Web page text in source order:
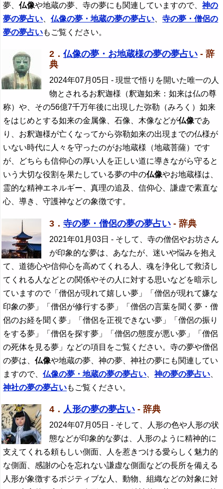
夢、仏像や地蔵の夢、寺の夢にも関連していますので、神の
夢の夢占い 、仏像の夢・地蔵の夢の夢占い 、寺の夢・僧侶の
夢の夢占いもご覧ください。
2．仏像の夢・お地蔵様の夢の夢占い - 辞
典
2024年07月05日 - 現世で悟りを開いた唯一の人
物とされるお釈迦様（釈迦如来：如来は仏の尊
称）や、その56億7千万年後に出現した弥勒（みろく）如来
をはじめとする如来の金属像、石像、木像などが仏像であ
り、お釈迦様が亡くなってから弥勒如来の出現までの仏様が
いない時代に人々を守ったのがお地蔵様（地蔵菩薩）です
が、どちらも信仰心の厚い人を正しい道に導きながら守ると
いう大切な役割を果たしている夢の中の仏像やお地蔵様は、
霊的な精神エネルギー、真理の追及、信仰心、謙虚で素直な
心、導き、守護神などの象徴です。
3． 寺の夢・僧侶の夢の夢占い - 辞典
2021年01月03日 - そして、寺の僧侶やお坊さん
が印象的な夢は、あなたが、迷いや悩みを抱え
て、道徳心や信仰心を高めてくれる人、魂を浄化して救済し
てくれる人などとの関係やその人に対する思いなどを暗示し
ていますので「僧侶が現れて嬉しい夢」「僧侶が現れて嫌な
印象の夢」「僧侶が修行する夢」「僧侶の言葉を聞く夢・僧
侶のお経を聞く夢」「僧侶を正視できない夢」「僧侶の振り
をする夢」「僧侶を探す夢」「僧侶の態度が悪い夢」「僧侶
の死体を見る夢」などの項目をご覧ください。寺の夢や僧侶
の夢は、仏像や地蔵の夢、神の夢、神社の夢にも関連してい
ますので、仏像の夢・地蔵の夢の夢占い 、神の夢の夢占い
神社の夢の夢占いもご覧ください。
4． 人形の夢の夢占い - 辞典
2024年07月05日 - そして、人形の色や人形の状
態などが印象的な夢は、人形のように精神的に
支えてくれる頼もしい側面、人を惹きつける愛らしく魅力的
な側面、感謝の心を忘れない謙虚な側面などの長所を備える
人形が象徴するポジティブな人、動物、組織などの対象に対